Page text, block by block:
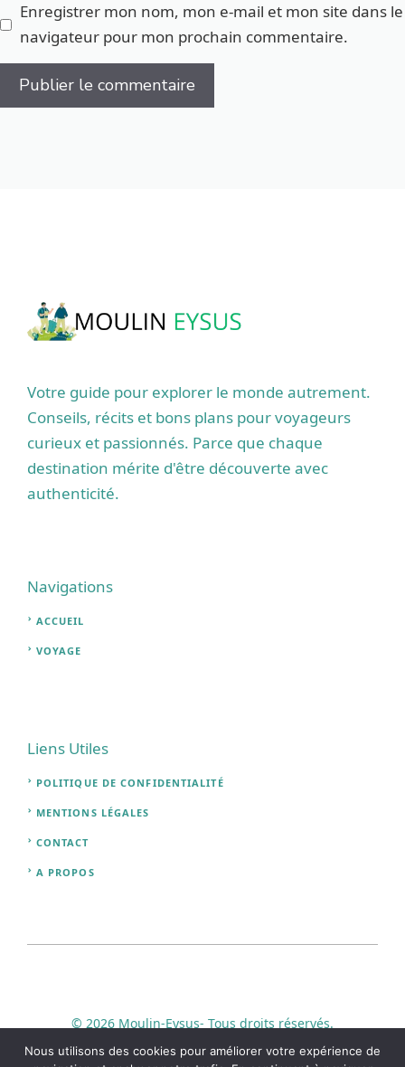
Enregistrer mon nom, mon e-mail et mon site dans le
navigateur pour mon prochain commentaire.
Votre guide pour explorer le monde autrement.
Conseils, récits et bons plans pour voyageurs
curieux et passionnés. Parce que chaque
destination mérite d'être découverte avec
authenticité.
Navigations
ACCUEIL
VOYAGE
Liens Utiles
POLITIQUE DE CONFIDENTIALITÉ
MENTIONS LÉGALES
CONTACT
A PROPOS
© 2026 Moulin-Eysus- Tous droits réservés.
Nous utilisons des cookies pour améliorer votre expérience de